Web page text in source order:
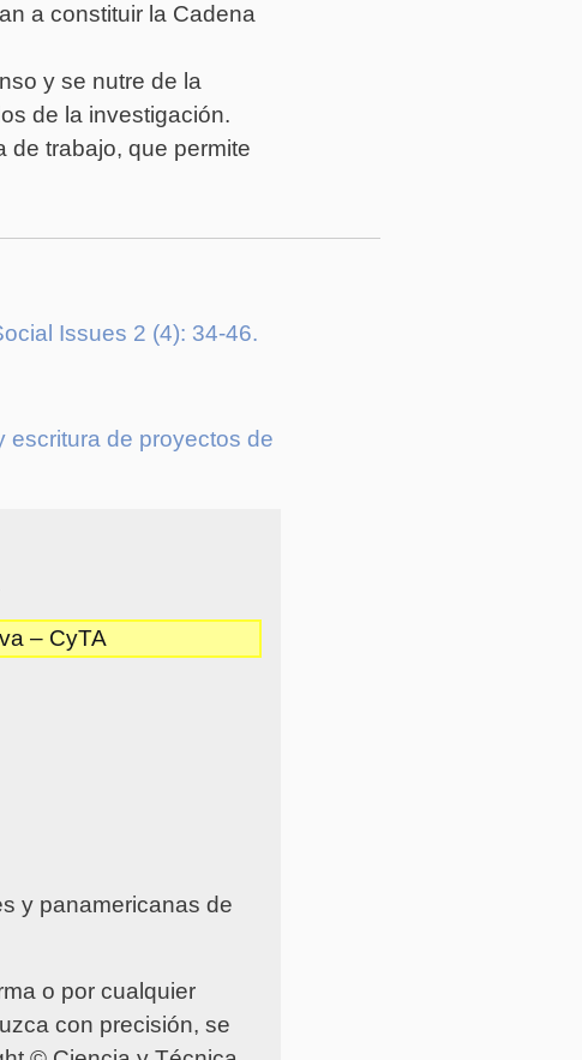
a constituir la Cadena
y se nutre de la
de la investigación.
de trabajo, que permite
Issues 2 (4): 34-46.
escritura de proyectos de
– CyTA
y panamericanas de
o por cualquier
con precisión, se